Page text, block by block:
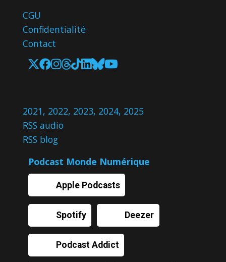
CGU
Confidentialité
Contact
2021, 2022, 2023, 2024, 2025
RSS audio
RSS blog
Podcast Monde Numérique
Apple Podcasts
Spotify Deezer
Podcast Addict